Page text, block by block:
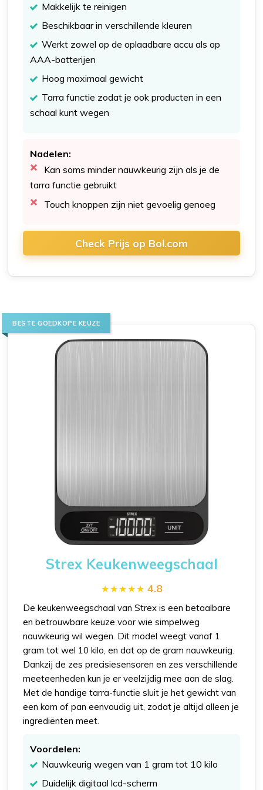
Makkelijk te reinigen
Beschikbaar in verschillende kleuren
Werkt zowel op de oplaadbare accu als op
AAA-batterijen
Hoog maximaal gewicht
Tarra functie zodat je ook producten in een
schaal kunt wegen
Nadelen:
Kan soms minder nauwkeurig zijn als je de
tarra functie gebruikt
Touch knoppen zijn niet gevoelig genoeg
Check Prijs op Bol.com
BESTE GOEDKOPE KEUZE
Strex Keukenweegschaal
4.8
De keukenweegschaal van Strex is een betaalbare
en betrouwbare keuze voor wie simpelweg
nauwkeurig wil wegen. Dit model weegt vanaf 1
gram tot wel 10 kilo, en dat op de gram nauwkeurig.
Dankzij de zes precisiesensoren en zes verschillende
meeteenheden kun je er veelzijdig mee aan de slag.
Met de handige tarra-functie sluit je het gewicht van
een kom of pan eenvoudig uit, zodat je altijd alleen je
ingrediënten meet.
Voordelen:
Nauwkeurig wegen van 1 gram tot 10 kilo
Duidelijk digitaal lcd-scherm